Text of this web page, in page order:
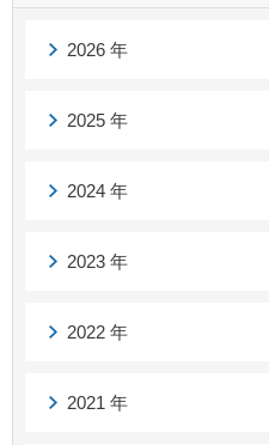
2026 年
2025 年
2024 年
2023 年
2022 年
2021 年